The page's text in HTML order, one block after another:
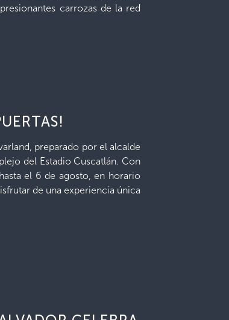
carrozas de la red
preparado por el alcalde
del Estadio Cuscatlán. Con
el 6 de agosto, en horario
de una experiencia única